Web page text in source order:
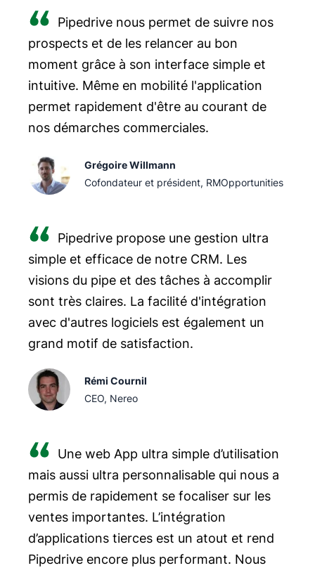
Pipedrive nous permet de suivre nos
prospects et de les relancer au bon
moment grâce à son interface simple et
intuitive. Même en mobilité l'application
permet rapidement d'être au courant de
nos démarches commerciales.
Grégoire Willmann
Cofondateur et président, RMOpportunities
Pipedrive propose une gestion ultra
simple et efficace de notre CRM. Les
visions du pipe et des tâches à accomplir
sont très claires. La facilité d'intégration
avec d'autres logiciels est également un
grand motif de satisfaction.
Rémi Cournil
CEO, Nereo
Une web App ultra simple d’utilisation
mais aussi ultra personnalisable qui nous a
permis de rapidement se focaliser sur les
ventes importantes. L’intégration
d’applications tierces est un atout et rend
Pipedrive encore plus performant. Nous